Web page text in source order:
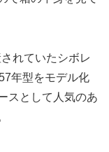
れていたシボレ
年型をモデル化
スとして人気のあ